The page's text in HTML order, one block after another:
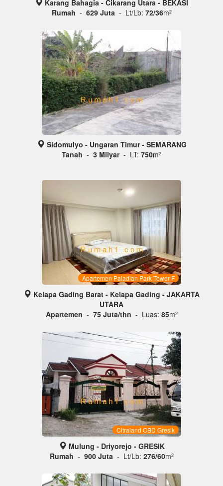
Karang Bahagia - Cikarang Utara - BEKASI
Rumah - 629 Juta - Lt/Lb: 72/36m2
Sidomulyo - Ungaran Timur - SEMARANG
Tanah - 3 Milyar - LT: 750m2
Apartemen Paladian Park Tower F
Kelapa Gading Barat - Kelapa Gading - JAKARTA
UTARA
Apartemen - 75 Juta/thn - Luas: 85m2
Citraland CBD Gresik
Mulung - Driyorejo - GRESIK
Rumah - 900 Juta - Lt/Lb: 276/60m2